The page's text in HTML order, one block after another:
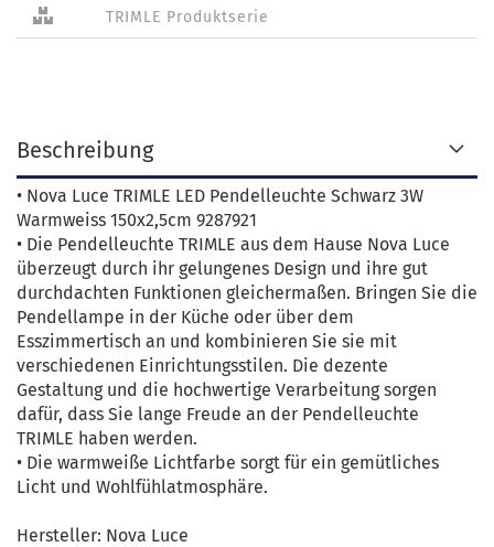
TRIMLE Produktserie
Beschreibung
• Nova Luce TRIMLE LED Pendelleuchte Schwarz 3W
Warmweiss 150x2,5cm 9287921
• Die Pendelleuchte TRIMLE aus dem Hause Nova Luce
überzeugt durch ihr gelungenes Design und ihre gut
durchdachten Funktionen gleichermaßen. Bringen Sie die
Pendellampe in der Küche oder über dem
Esszimmertisch an und kombinieren Sie sie mit
verschiedenen Einrichtungsstilen. Die dezente
Gestaltung und die hochwertige Verarbeitung sorgen
dafür, dass Sie lange Freude an der Pendelleuchte
TRIMLE haben werden.
• Die warmweiße Lichtfarbe sorgt für ein gemütliches
Licht und Wohlfühlatmosphäre.
Hersteller: Nova Luce